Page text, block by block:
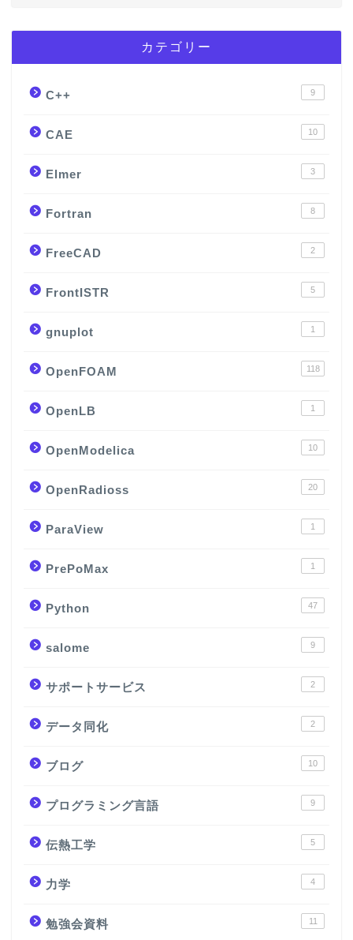
カテゴリー
C++ 9
CAE 10
Elmer 3
Fortran 8
FreeCAD 2
FrontISTR 5
gnuplot 1
OpenFOAM 118
OpenLB 1
OpenModelica 10
OpenRadioss 20
ParaView 1
PrePoMax 1
Python 47
salome 9
サポートサービス 2
データ同化 2
ブログ 10
プログラミング言語 9
伝熱工学 5
力学 4
勉強会資料 11